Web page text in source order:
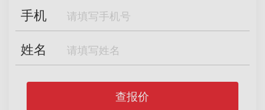
手机
姓名
查报价